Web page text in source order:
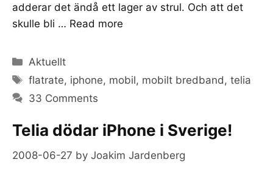
adderar det ändå ett lager av strul. Och att det
skulle bli … Read more
Categories
Aktuellt
Tags
flatrate, iphone, mobil, mobilt bredband ,telia
33 Comments
Telia dödar iPhone i Sverige!
2008-06-27 by Joakim Jardenberg